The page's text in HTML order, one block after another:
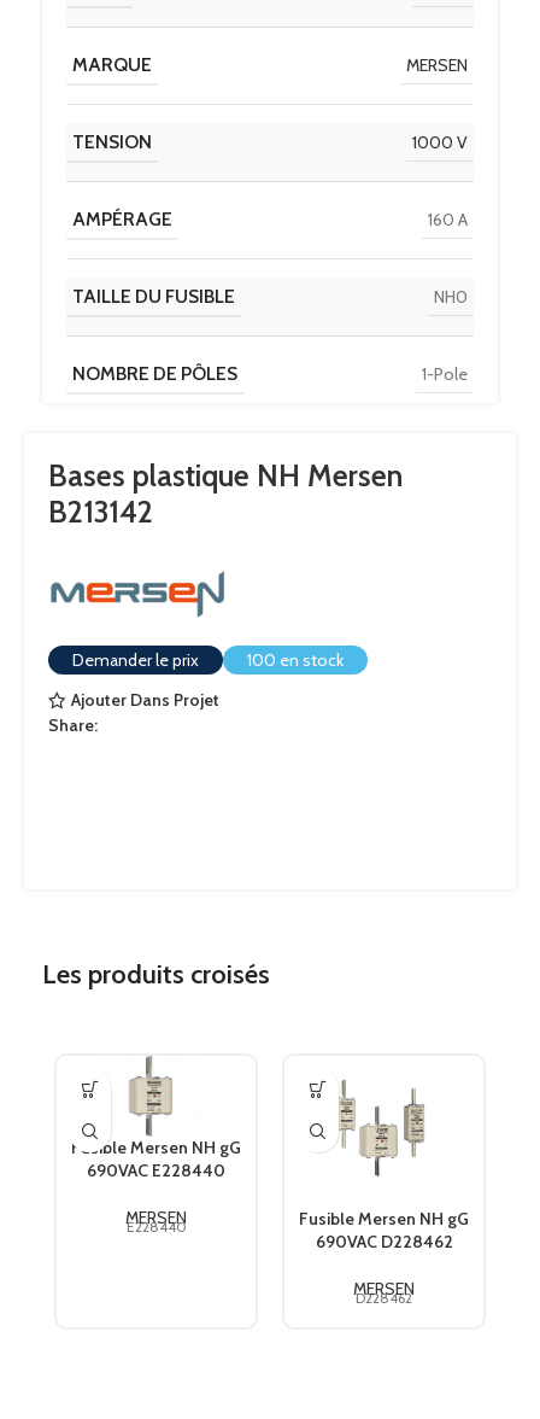
MARQUE MERSEN
TENSION 1000 V
AMPÉRAGE 160 A
TAILLE DU FUSIBLE NH0
NOMBRE DE PÔLES 1-Pole
Bases plastique NH Mersen
B213142
Demander le prix
100 en stock
Ajouter Dans Projet
Share:
Les produits croisés
Fusible Mersen NH gG
690VAC E228440
MERSEN
E228440
Fusible Mersen NH gG
690VAC D228462
MERSEN
D228462